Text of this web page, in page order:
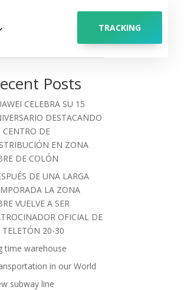
TRACKING
Search
Posts
CELEBRA SU 15
DESTACANDO
CENTRO DE
EN ZONA
DE COLÓN
DE UNA LARGA
LA ZONA
VUELVE A SER
OFICIAL DE
TELETÓN 20-30
time warehouse
in our World
subway line